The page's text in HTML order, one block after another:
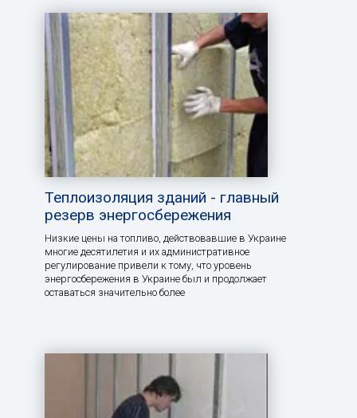
Теплоизоляция зданий - главный
резерв энергосбережения
Низкие цены на топливо, действовавшие в Украине
многие десятилетия и их административное
регулирование привели к тому, что уровень
энергосбережения в Украине был и продолжает
оставаться значительно более